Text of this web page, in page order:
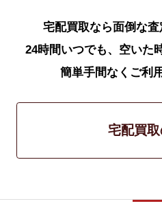
宅配買取なら面倒な査
24時間いつでも、空いた
簡単手間なくご利
宅配買